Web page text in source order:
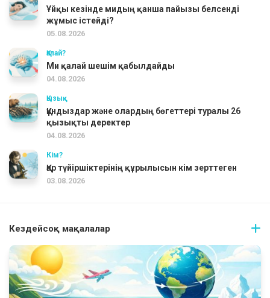
Ұйқы кезінде мидың қанша пайызы белсенді
жұмыс істейді?
05.08.2026
Қалай?
Ми қалай шешім қабылдайды
04.08.2026
Қызық
Құндыздар және олардың бөгеттері туралы 26
қызықты деректер
04.08.2026
Кім?
Қар түйіршіктерінің құрылысын кім зерттеген
03.08.2026
Кездейсоқ мақалалар